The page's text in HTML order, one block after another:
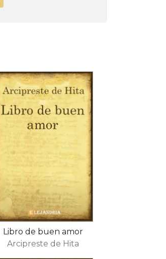
Libro de buen amor
Arcipreste de Hita